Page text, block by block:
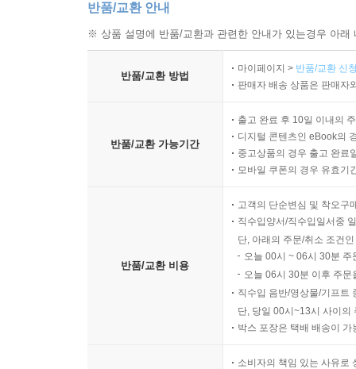
반품/교환 안내
※ 상품 설명에 반품/교환과 관련한 안내가 있는경우 아
반품/교환 방법
마이페이지 > 반품/교환 신
판매자 배송 상품은 판매자
반품/교환 가능기간
출고 완료 후 10일 이내의
디지털 콘텐츠인 eBook의
중고상품의 경우 출고 완료
모바일 쿠폰의 경우 유효기
반품/교환 비용
고객의 단순변심 및 착오구
직수입양서/직수입일서중
단, 아래의 주문/취소 조건
오늘 00시 ~ 06시 30분
오늘 06시 30분 이후 주
직수입 음반/영상물/기프트
단, 당일 00시~13시 사이의
박스 포장은 택배 배송이
소비자의 책임 있는 사유로